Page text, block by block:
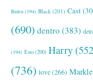
Biden (194) Black (201) Cast
(690) dentro (383)
(194) Esto (200) Harry
(736) love(266) Markle